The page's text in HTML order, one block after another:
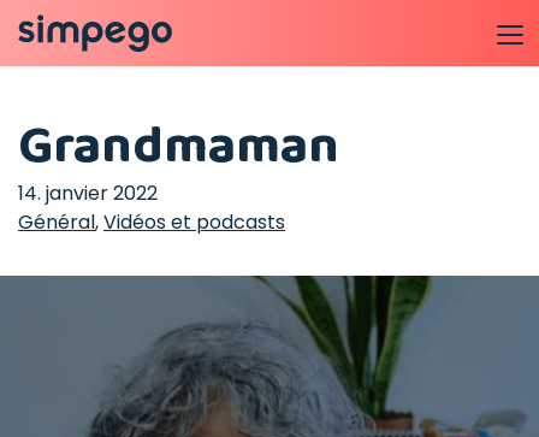
Grandmaman
14. janvier 2022
Général,Vidéos et podcasts